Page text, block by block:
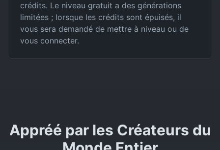
crédits. Le niveau gratuit a des générations
limitées ; lorsque les crédits sont épuisés, il
vous sera demandé de mettre à niveau ou de
vous connecter.
Appréé par les Créateurs du